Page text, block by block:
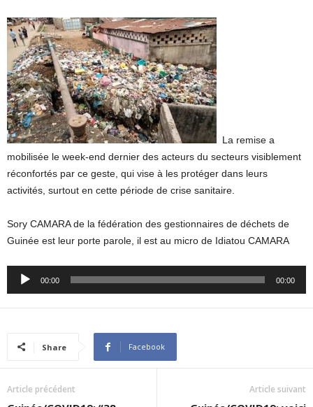
La remise a
mobilisée le week-end dernier des acteurs du secteurs visiblement
réconfortés par ce geste, qui vise à les protéger dans leurs
activités, surtout en cette période de crise sanitaire.
Sory CAMARA de la fédération des gestionnaires de déchets de
Guinée est leur porte parole, il est au micro de Idiatou CAMARA
Audio
00:00 00:00
Share Facebook
Article précédent Article suivant